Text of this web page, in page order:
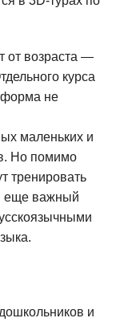
от возраста —
курса
не
маленьких и
Но помимо
тренировать
еще важный
и